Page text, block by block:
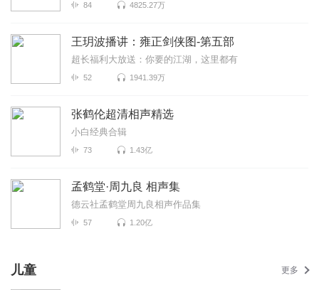
84 4825.27万
王玥波播讲：雍正剑侠图-第五部
超长福利大放送：你要的江湖，这里都有
52 1941.39万
张鹤伦超清相声精选
小白经典合辑
73 1.43亿
孟鹤堂·周九良 相声集
德云社孟鹤堂周九良相声作品集
57 1.20亿
儿童 更多